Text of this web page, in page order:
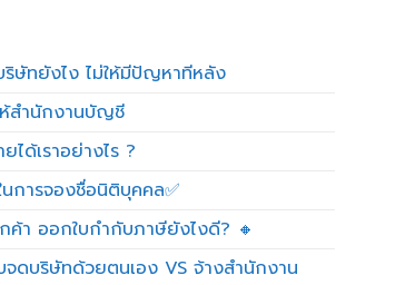
ษัทยังไง ไม่ให้มีปัญหาทีหลัง
ห้สำนักงานบัญชี
ได้เราอย่างไร ?
การจองชื่อนิติบุคคล✅
ค้า ออกใบกำกับภาษียังไงดี? 🔸
จดบริษัทด้วยตนเอง VS จ้างสำนักงาน